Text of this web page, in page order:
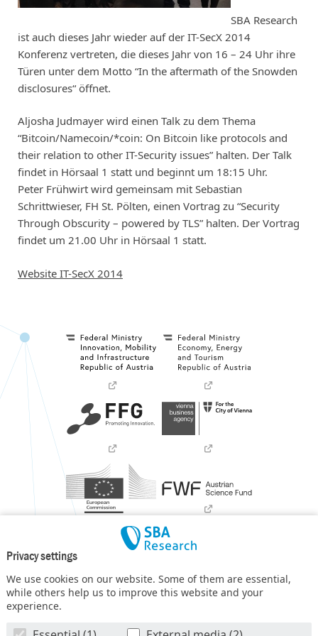
Privacy settings
We use cookies on our website. Some of them are essential,
while others help us to improve this website and your
experience.
SBA Research
ist auch dieses Jahr wieder auf der IT-SecX 2014
Konferenz vertreten, die dieses Jahr von 16 – 24 Uhr ihre
Türen unter dem Motto “In the aftermath of the Snowden
disclosures“ öffnet.
Aljosha Judmayer wird einen Talk zu dem Thema
“Bitcoin/Namecoin/*coin: On Bitcoin like protocols and
their relation to other IT-Security issues” halten. Der Talk
findet in Hörsaal 1 statt und beginnt um 18:15 Uhr.
Peter Frühwirt wird gemeinsam mit Sebastian
Schrittwieser, FH St. Pölten, einen Vortrag zu “Security
Through Obscurity – powered by TLS” halten. Der Vortrag
findet um 21.00 Uhr in Hörsaal 1 statt.
Website IT-SecX 2014